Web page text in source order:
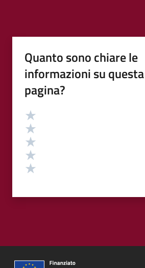
Quanto sono chiare le
informazioni su questa
pagina?
Valutazione